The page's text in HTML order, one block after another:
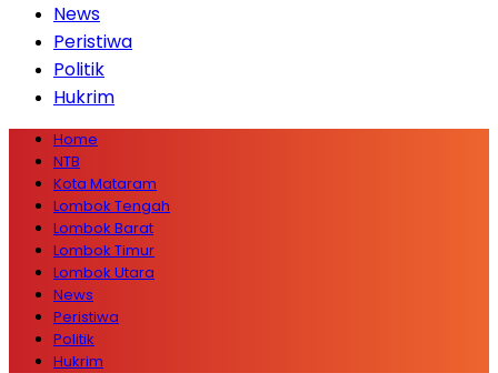
News
Peristiwa
Politik
Hukrim
Home
NTB
Kota Mataram
Lombok Tengah
Lombok Barat
Lombok Timur
Lombok Utara
News
Peristiwa
Politik
Hukrim